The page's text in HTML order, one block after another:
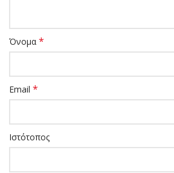
Όνομα *
Email *
Ιστότοπος